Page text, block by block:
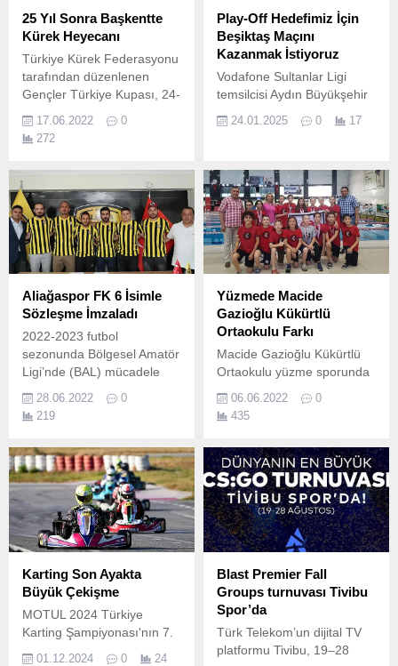
25 Yıl Sonra Başkentte
Kürek Heyecanı
Türkiye Kürek Federasyonu
tarafından düzenlenen
Gençler Türkiye Kupası, 24-
tarihlerinde Ankara-
Gölbaşı’nda
17.06.2022
0
272
Play-Off Hedefimiz İçin
Beşiktaş Maçını
Kazanmak İstiyoruz
Vodafone Sultanlar Ligi
temsilcisi Aydın Büyükşehir
maçı hazırlıkları devam
24.01.2025 0 17
Aliağaspor FK 6 İsimle
Sözleşme İmzaladı
2022-2023 futbol
sezonunda Bölgesel Amatör
Ligi’nde (BAL) mücadele
futboldaki temsilcisi
Aliağaspor FK, kadrosunu
28.06.2022
0
219
Yüzmede Macide
Gazioğlu Kükürtlü
Ortaokulu Farkı
Macide Gazioğlu Kükürtlü
Ortaokulu yüzme sporunda
adından söz ettirmeye
devam ediyor.
06.06.2022
0
435
Karting Son Ayakta
Büyük Çekişme
MOTUL 2024 Türkiye
Karting Şampiyonası'nın 7.
01.12.2024 0 24
Blast Premier Fall
Groups turnuvası Tivibu
Spor’da
Türk Telekom’un dijital TV
platformu Tivibu, 19–28